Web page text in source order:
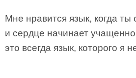
Мне нравится язык, когда
и сердце начинает
это всегда язык, которого я